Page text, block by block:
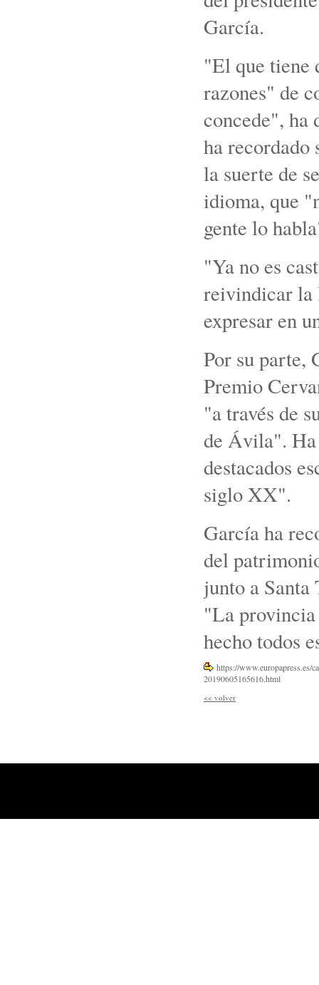
García.
"El que tiene
razones" de
concede", ha
ha recordado
la suerte de
idioma, que
gente lo
"Ya no es
reivindicar la
expresar en
Por su parte,
Premio
"a través de
de Ávila". Ha
destacados
siglo XX".
García ha
del
junto a Santa
"La
hecho todos
https://www.europapress.es/
20190605165616.html
<< volver